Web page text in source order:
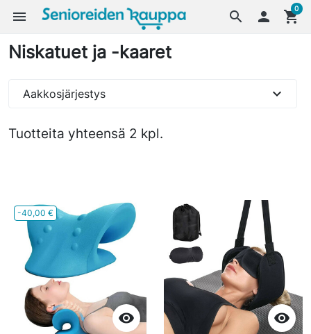
search
menu  shopping_cart
0
Niskatuet ja -kaaret
Tuotteita yhteensä 2 kpl.
Aakkosjärjestys expand_more
-40,00 €
 